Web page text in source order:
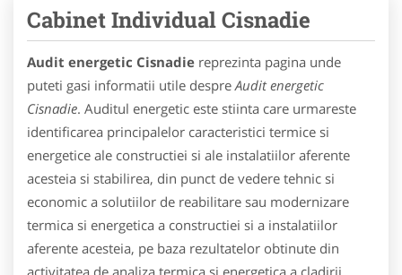
Cabinet Individual Cisnadie
Audit energetic Cisnadie reprezinta pagina unde
puteti gasi informatii utile despre Audit energetic
Cisnadie. Auditul energetic este stiinta care urmareste
identificarea principalelor caracteristici termice si
energetice ale constructiei si ale instalatiilor aferente
acesteia si stabilirea, din punct de vedere tehnic si
economic a solutiilor de reabilitare sau modernizare
termica si energetica a constructiei si a instalatiilor
aferente acesteia, pe baza rezultatelor obtinute din
activitatea de analiza termica si energetica a cladirii.